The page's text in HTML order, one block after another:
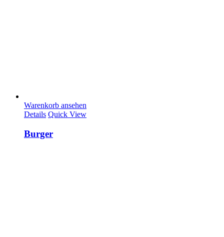
Warenkorb ansehen
Details Quick View
Burger